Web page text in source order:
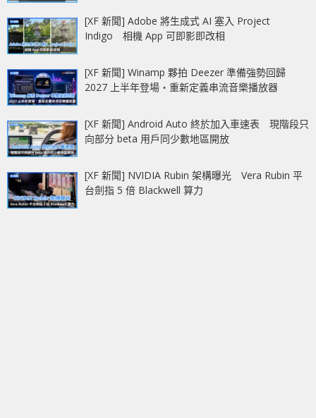
[XF 新聞] Adobe 將生成式 AI 塞入 Project
Indigo 相機 App 可即影即改相
[XF 新聞] Winamp 夥拍 Deezer 準備強勢回歸
2027 上半年登場‧重新定義串流音樂播放器
[XF 新聞] Android Auto 終於加入車速表 現階段只
向部分 beta 用戶同少數地區開放
[XF 新聞] NVIDIA Rubin 架構曝光 Vera Rubin 平
台劍指 5 倍 Blackwell 算力